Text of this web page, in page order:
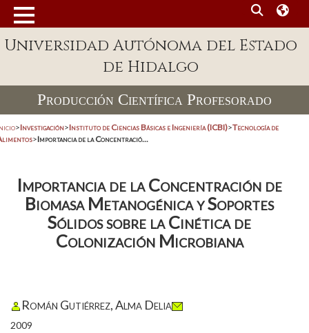
Universidad Autónoma del Estado
de Hidalgo
Producción Científica Profesorado
>Investigación>Instituto de Ciencias Básicas e Ingeniería (ICBI)>Tecnología de
>Importancia de la Concentració...
Importancia de la Concentración de
Biomasa Metanogénica y Soportes
Sólidos sobre la Cinética de
Colonización Microbiana
Román Gutiérrez, Alma Delia
2009